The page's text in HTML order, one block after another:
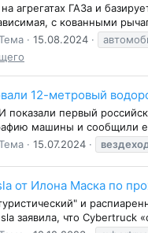
агрегатах ГАЗа и
с кованными
15.08.2024
12-метровый
первый
машины и сообщили
15.07.2024
от Илона Маска по
и
заявила, что